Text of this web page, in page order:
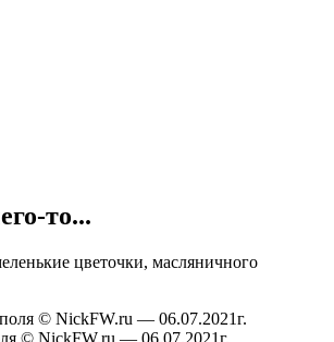
то...
цветочки, масляничного
© NickFW.ru — 06.07.2021г.